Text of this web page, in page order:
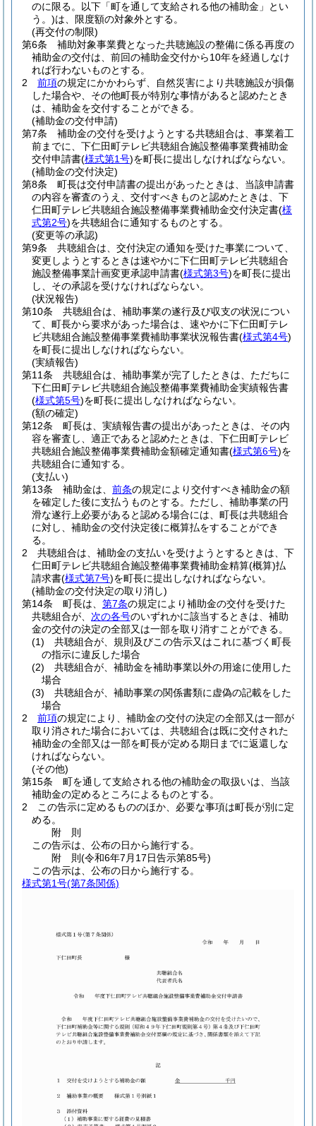
のに限る。以下「町を通して支給される他の補助金」とい
う。)は、限度額の対象外とする。
(再交付の制限)
第6条
補助対象事業費となった共聴施設の整備に係る再度の
補助金の交付は、前回の補助金交付から10年を経過しなけ
れば行わないものとする。
2
前項の規定にかかわらず、自然災害により共聴施設が損傷
した場合や、その他町長が特別な事情があると認めたとき
は、補助金を交付することができる。
(補助金の交付申請)
第7条
補助金の交付を受けようとする共聴組合は、事業着工
前までに、下仁田町テレビ共聴組合施設整備事業費補助金
交付申請書(様式第1号)を町長に提出しなければならない。
(補助金の交付決定)
第8条
町長は交付申請書の提出があったときは、当該申請書
の内容を審査のうえ、交付すべきものと認めたときは、下
仁田町テレビ共聴組合施設整備事業費補助金交付決定書(様
式第2号)を共聴組合に通知するものとする。
(変更等の承認)
第9条
共聴組合は、交付決定の通知を受けた事業について、
変更しようとするときは速やかに下仁田町テレビ共聴組合
施設整備事業計画変更承認申請書(様式第3号)を町長に提出
し、その承認を受けなければならない。
(状況報告)
第10条
共聴組合は、補助事業の遂行及び収支の状況につい
て、町長から要求があった場合は、速やかに下仁田町テレ
ビ共聴組合施設整備事業費補助事業状況報告書(様式第4号)
を町長に提出しなければならない。
(実績報告)
第11条
共聴組合は、補助事業が完了したときは、ただちに
下仁田町テレビ共聴組合施設整備事業費補助金実績報告書
(様式第5号)を町長に提出しなければならない。
(額の確定)
第12条
町長は、実績報告書の提出があったときは、その内
容を審査し、適正であると認めたときは、下仁田町テレビ
共聴組合施設整備事業費補助金額確定通知書(様式第6号)を
共聴組合に通知する。
(支払い)
第13条
補助金は、 前条の規定により交付すべき補助金の額
を確定した後に支払うものとする。 ただし、補助事業の円
滑な遂行上必要があると認める場合には、町長は共聴組合
に対し、補助金の交付決定後に概算払をすることができ
る。
2
共聴組合は、補助金の支払いを受けようとするときは、下
仁田町テレビ共聴組合施設整備事業費補助金精算(概算)払
請求書(様式第7号)を町長に提出しなければならない。
(補助金の交付決定の取り消し)
第14条
町長は、 第7条の規定により補助金の交付を受けた
共聴組合が、 次の各号のいずれかに該当するときは、補助
金の交付の決定の全部又は一部を取り消すことができる。
(1)
共聴組合が、規則及びこの告示又はこれに基づく町長
の指示に違反した場合
(2)
共聴組合が、補助金を補助事業以外の用途に使用した
場合
(3)
共聴組合が、補助事業の関係書類に虚偽の記載をした
場合
2
前項の規定により、補助金の交付の決定の全部又は一部が
取り消された場合においては、共聴組合は既に交付された
補助金の全部又は一部を町長が定める期日までに返還しな
ければならない。
(その他)
第15条
町を通して支給される他の補助金の取扱いは、当該
補助金の定めるところによるものとする。
2
この告示に定めるもののほか、必要な事項は町長が別に定
める。
附 則
この告示は、公布の日から施行する。
附 則(令和6年7月17日告示第85号)
この告示は、公布の日から施行する。
様式第1号(第7条関係)